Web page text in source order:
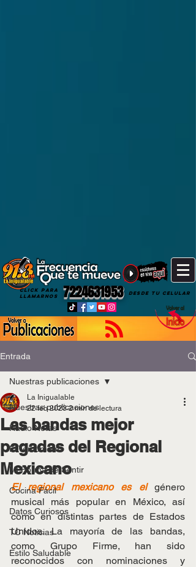
7224631953
CLICK PARA
LLAMARNOS
DESDE TU CELULAR
Entrada
Nuestras publicaciones
Radio Notas
El Temómetro
Mi Forma de Sentir
Cocina Fácil
Datos Curiosos
TC Noticias
Estilo Saludable
Nuestras publicaciones
Las bandas mejor
pagadas del Regional
Mexicano
La Inigualable
22 feb 2023 2 min de lectura
El regional mexicano es el género
musical más popular en México, así
como en distintas partes de Estados
Unidos. La mayoría de las bandas,
como Grupo Firme, han sido
reconocidos con nominaciones y